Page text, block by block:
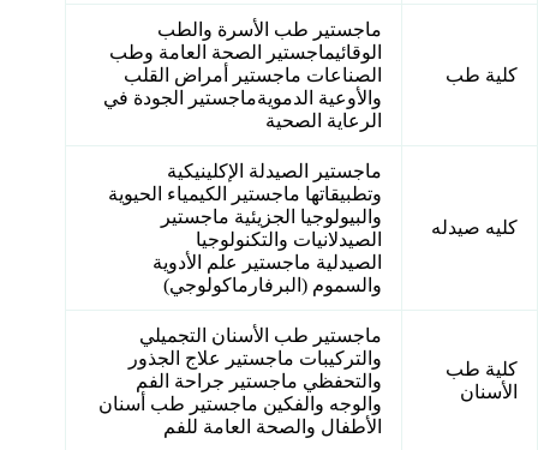
كلية طب
ماجستير طب الأسرة والطب
الوقائيماجستير الصحة العامة وطب
الصناعات ماجستير أمراض القلب
والأوعية الدمويةماجستير الجودة في
الرعاية الصحية
كليه صيدله
ماجستير الصيدلة الإكلينيكية
وتطبيقاتها ماجستير الكيمياء الحيوية
والبيولوجيا الجزيئية ماجستير
الصيدلانيات والتكنولوجيا
الصيدلية ماجستير علم الأدوية
والسموم (البرفارماكولوجي)
كلية طب
الأسنان
ماجستير طب الأسنان التجميلي
والتركيبات ماجستير علاج الجذور
والتحفظي ماجستير جراحة الفم
والوجه والفكين ماجستير طب أسنان
الأطفال والصحة العامة للفم